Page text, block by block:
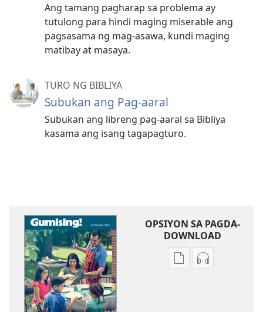
Ang tamang pagharap sa problema ay
tutulong para hindi maging miserable ang
pagsasama ng mag-asawa, kundi maging
matibay at masaya.
TURO NG BIBLIYA
Subukan ang Pag-aaral
Subukan ang libreng pag-aaral sa Bibliya
kasama ang isang tagapagturo.
OPSIYON SA PAGDA-
DOWNLOAD
OpsiyonOpsiyon